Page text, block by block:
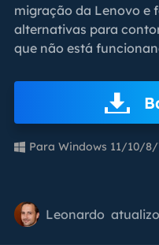
migração da Lenovo e
alternativas para
que não está
Para Windows 11/10/
Leonardo